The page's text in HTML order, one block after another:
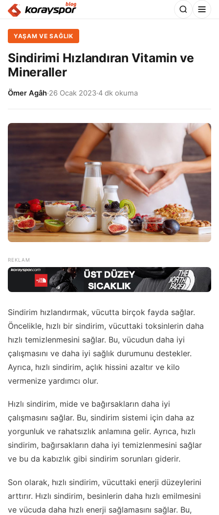
YAŞAM VE SAĞLIK
Sindirimi Hızlandıran Vitamin ve
Mineraller
Ömer Agâh·26 Ocak 2023·4 dk okuma
Sindirim hızlandırmak, vücutta birçok fayda sağlar.
Öncelikle, hızlı bir sindirim, vücuttaki toksinlerin daha
hızlı temizlenmesini sağlar. Bu, vücudun daha iyi
çalışmasını ve daha iyi sağlık durumunu destekler.
Ayrıca, hızlı sindirim, açlık hissini azaltır ve kilo
vermenize yardımcı olur.
Hızlı sindirim, mide ve bağırsakların daha iyi
çalışmasını sağlar. Bu, sindirim sistemi için daha az
yorgunluk ve rahatsızlık anlamına gelir. Ayrıca, hızlı
sindirim, bağırsakların daha iyi temizlenmesini sağlar
ve bu da kabızlık gibi sindirim sorunları giderir.
Son olarak, hızlı sindirim, vücuttaki enerji düzeylerini
arttırır. Hızlı sindirim, besinlerin daha hızlı emilmesini
ve vücuda daha hızlı enerji sağlamasını sağlar. Bu,